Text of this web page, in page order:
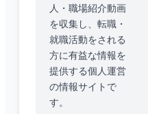
人・職場紹介動画
を収集し、転職・
就職活動をされる
方に有益な情報を
提供する個人運営
の情報サイトで
す。